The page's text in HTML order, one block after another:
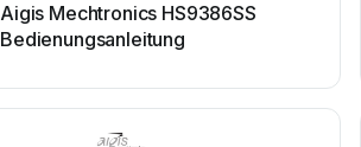
Aigis Mechtronics HS9386SS
Bedienungsanleitung